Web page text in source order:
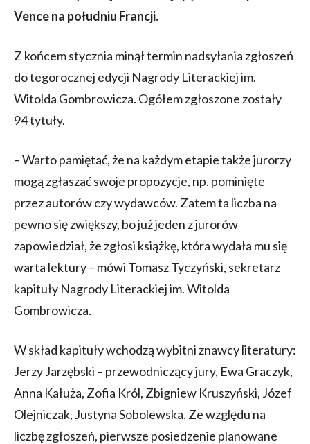
Vence na południu Francji.
Z końcem stycznia minął termin nadsyłania zgłoszeń
do tegorocznej edycji Nagrody Literackiej im.
Witolda Gombrowicza. Ogółem zgłoszone zostały
94 tytuły.
– Warto pamiętać, że na każdym etapie także jurorzy
mogą zgłaszać swoje propozycje, np. pominięte
przez autorów czy wydawców. Zatem ta liczba na
pewno się zwiększy, bo już jeden z jurorów
zapowiedział, że zgłosi książkę, która wydała mu się
warta lektury – mówi Tomasz Tyczyński, sekretarz
kapituły Nagrody Literackiej im. Witolda
Gombrowicza.
W skład kapituły wchodzą wybitni znawcy literatury:
Jerzy Jarzębski – przewodniczący jury, Ewa Graczyk,
Anna Kałuża, Zofia Król, Zbigniew Kruszyński, Józef
Olejniczak, Justyna Sobolewska. Ze względu na
liczbę zgłoszeń, pierwsze posiedzenie planowane